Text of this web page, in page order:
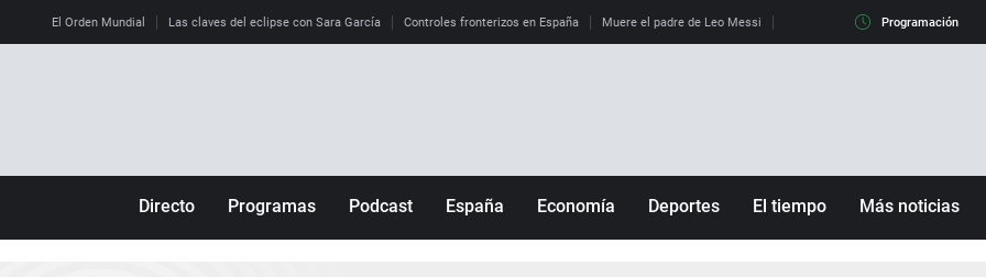
El Orden Mundial Las claves del eclipse con Sara García Controles fronterizos en España Muere el padre de Leo Messi La diferencia entre observar el
Programación
Directo Programas Podcast España Economía Deportes El tiempo Más noticias